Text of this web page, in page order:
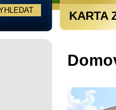
KARTA